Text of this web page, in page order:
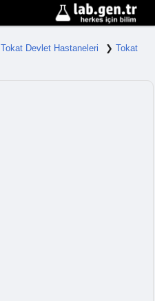
Tokat Devlet Hastaneleri
Tokat